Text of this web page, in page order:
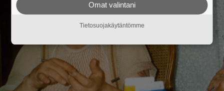
Omat valintani
Tietosuojakäytäntömme